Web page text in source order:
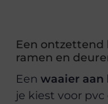
Een ontzettend
ramen en
Eenwaaier aan
je kiest voor